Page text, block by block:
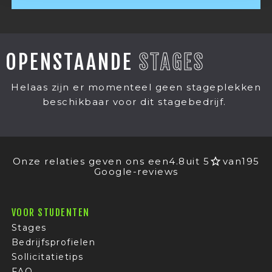
OPENSTAANDE STAGES
Helaas zijn er momenteel geen stageplekken
beschikbaar voor dit stagebedrijf.
Onze relaties geven ons een4.8 uit 5 van195
Google-reviews
VOOR STUDENTEN
Stages
Bedrijfsprofielen
Sollicitatietips